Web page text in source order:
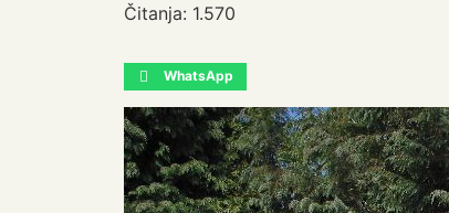
Čitanja: 1.570
WhatsApp